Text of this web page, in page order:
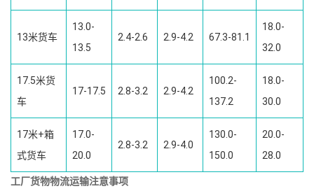
13米货车
13.0-
13.5
2.4-2.6 2.9-4.2 67.3-81.1
18.0-
32.0
17.5米货
车
17-17.5 2.8-3.2 2.9-4.2
100.2-
137.2
18.0-
30.0
17米+箱
式货车
17.0-
20.0
2.8-3.2 2.9-4.0
130.0-
150.0
20.0-
28.0
工厂货物物流运输注意事项